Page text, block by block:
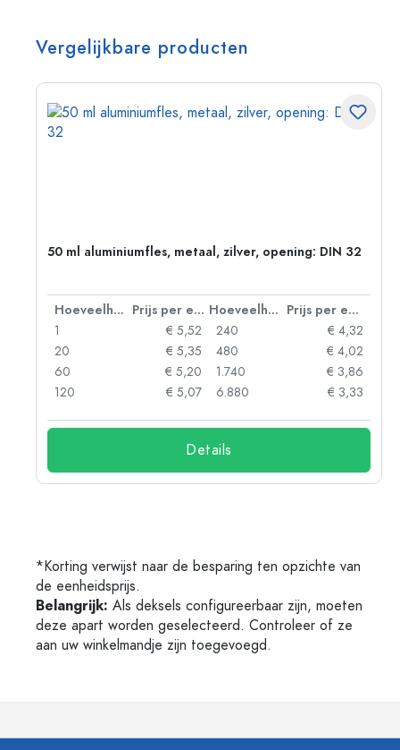
Vergelijkbare producten
50 ml aluminiumfles, metaal, zilver, opening: DIN 32
Hoeveelheid Prijs per eenheid Hoeveelheid
Prijs per eenheid
1
€ 5,52
20
€ 5,35
60
€ 5,20
120
€ 5,07
240
€ 4,32
480
€ 4,02
1.740
€ 3,86
6.880
€ 3,33
Details
*Korting verwijst naar de besparing ten opzichte van
de eenheidsprijs.
Belangrijk: Als deksels configureerbaar zijn, moeten
deze apart worden geselecteerd. Controleer of ze
aan uw winkelmandje zijn toegevoegd.